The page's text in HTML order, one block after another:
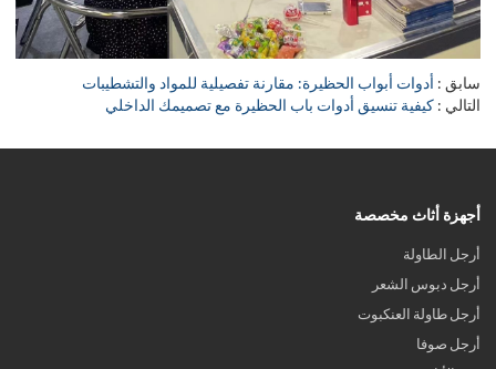
سابق
أدوات أبواب الحظيرة: مقارنة تفصيلية للمواد والتشطيبات
التالي
كيفية تنسيق أدوات باب الحظيرة مع تصميمك الداخلي
أجهزة أثاث مخصصة
أرجل الطاولة
أرجل دبوس الشعر
أرجل طاولة العنكبوت
أرجل صوفا